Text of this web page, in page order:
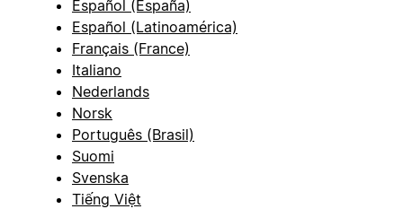
Español (España)
Español (Latinoamérica)
Français (France)
Italiano
Nederlands
Norsk
Português (Brasil)
Suomi
Svenska
Tiếng Việt